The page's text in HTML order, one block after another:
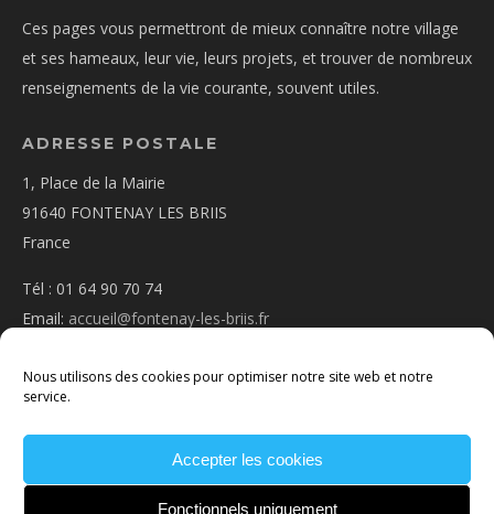
Nous utilisons des cookies pour optimiser notre site web et notre
service.
Accepter les cookies
Fonctionnels uniquement
Ces pages vous permettront de mieux connaître notre village
et ses hameaux, leur vie, leurs projets, et trouver de nombreux
renseignements de la vie courante, souvent utiles.
ADRESSE POSTALE
1, Place de la Mairie
91640 FONTENAY LES BRIIS
France
Tél : 01 64 90 70 74
Email: accueil@fontenay-les-briis.fr
NOUS CONTACTER
LÉGALES
POLITIQUE DE COOKIES
CONDITIONS